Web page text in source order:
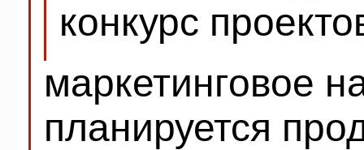
конкурс
маркетинговое
планируется